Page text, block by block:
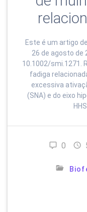
Este é um artigo
26 de agosto de
10.1002/smi.1271.
fadiga
excessiva
(SNA) e do eixo
0